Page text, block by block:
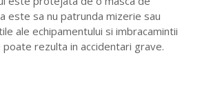
este sa nu patrunda mizerie sau
ale echipamentului si imbracamintii
poate rezulta in accidentari grave.